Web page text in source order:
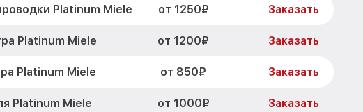
Platinum Miele от 1250₽ Заказать
Platinum Miele от 1200₽ Заказать
Platinum Miele от 850₽ Заказать
Platinum Miele от 1000₽ Заказать